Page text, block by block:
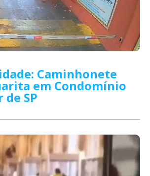
Caminhonete
em Condomínio
SP